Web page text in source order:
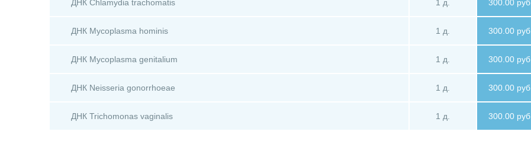
ДНК Chlamydia trachomatis 1 д. 300.00 руб.
ДНК Mycoplasma hominis 1 д. 300.00 руб.
ДНК Mycoplasma genitalium 1 д. 300.00 руб.
ДНК Neisseria gonorrhoeae 1 д. 300.00 руб.
ДНК Trichomonas vaginalis 1 д. 300.00 руб.